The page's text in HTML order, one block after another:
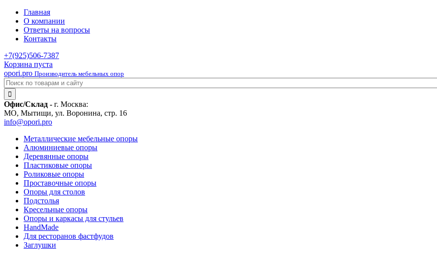
Главная
О компании
Ответы на вопросы
Контакты
+7(925)506-7387
Корзина пуста
opori.pro Производитель мебельных опор
Офис/Склад - г. Москва:
МО, Мытищи, ул. Воронина, стр. 16
info@opori.pro
Металлические мебельные опоры
Алюминиевые опоры
Деревянные опоры
Пластиковые опоры
Роликовые опоры
Проставочные опоры
Опоры для столов
Подстолья
Кресельные опоры
Опоры и каркасы для стульев
HandMade
Для ресторанов фастфудов
Заглушки